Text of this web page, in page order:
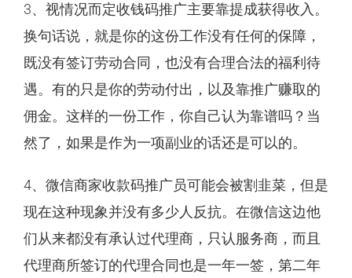
3、视情况而定收钱码推广主要靠提成获得收入。
换句话说，就是你的这份工作没有任何的保障，
既没有签订劳动合同，也没有合理合法的福利待
遇。有的只是你的劳动付出，以及靠推广赚取的
佣金。这样的一份工作，你自己认为靠谱吗？当
然了，如果是作为一项副业的话还是可以的。
4、微信商家收款码推广员可能会被割韭菜，但是
现在这种现象并没有多少人反抗。在微信这边他
们从来都没有承认过代理商，只认服务商，而且
代理商所签订的代理合同也是一年一签，第二年